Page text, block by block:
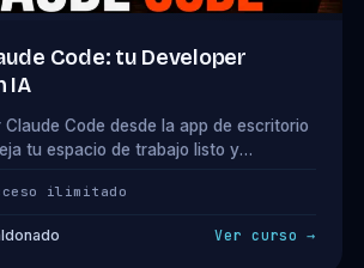
Code: tu Developer
IA
Claude Code desde la app de escritorio
tu espacio de trabajo listo y
10 clases + 1 bonus.
ilimitado
Ver curso →